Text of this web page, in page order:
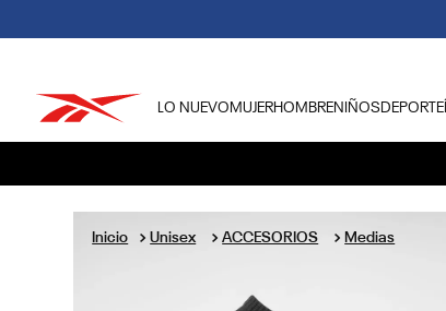
LO NUEVO MUJERHOMBRENIÑOSDEPORTE
Unisex ACCESORIOS Medias
1.
tenis hombre
4.